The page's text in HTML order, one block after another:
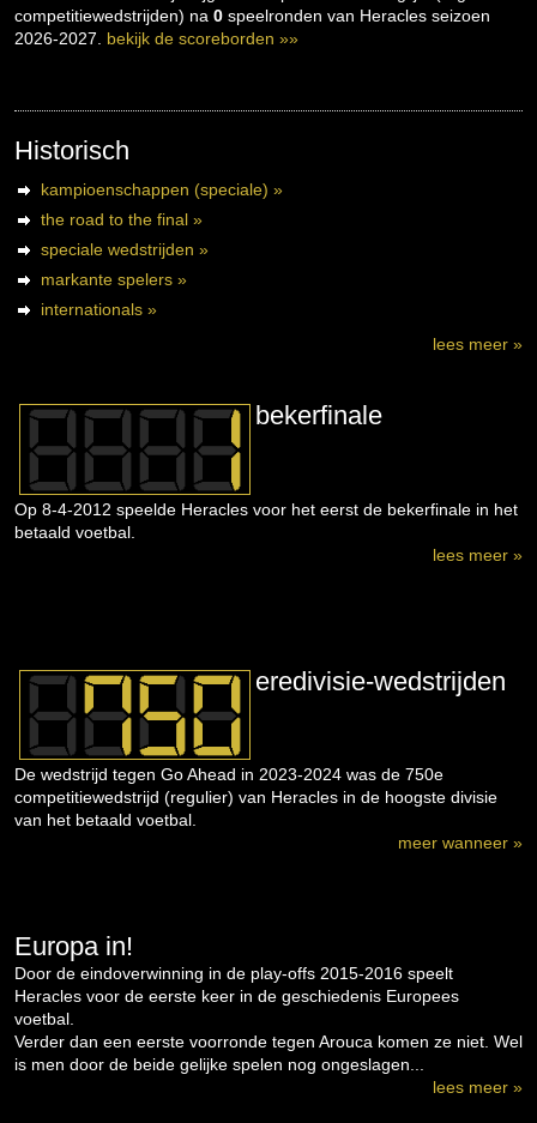
competitiewedstrijden) na 0 speelronden van Heracles seizoen
2026-2027. bekijk de scoreborden »»
Historisch
kampioenschappen (speciale) »
the road to the final »
speciale wedstrijden »
markante spelers »
internationals »
lees meer »
bekerfinale
Op 8-4-2012 speelde Heracles voor het eerst de bekerfinale in het
betaald voetbal.
lees meer »
eredivisie-wedstrijden
De wedstrijd tegen Go Ahead in 2023-2024 was de 750e
competitiewedstrijd (regulier) van Heracles in de hoogste divisie
van het betaald voetbal.
meer wanneer »
Europa in!
Door de eindoverwinning in de play-offs 2015-2016 speelt
Heracles voor de eerste keer in de geschiedenis Europees
voetbal.
Verder dan een eerste voorronde tegen Arouca komen ze niet. Wel
is men door de beide gelijke spelen nog ongeslagen...
lees meer »